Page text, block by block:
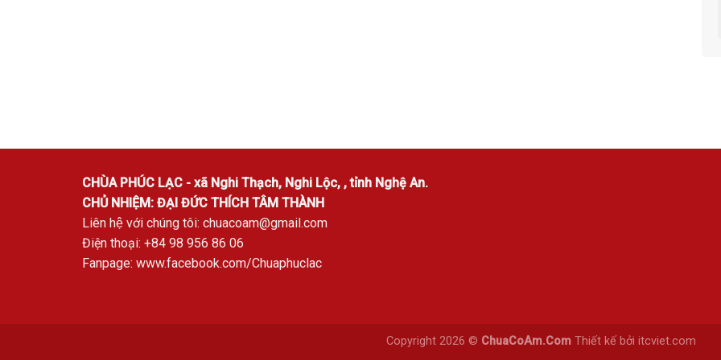
CHÙA PHÚC LẠC - xã Nghi Thạch, Nghi Lộc, , tỉnh Nghệ An.
CHỦ NHIỆM: ĐẠI ĐỨC THÍCH TÂM THÀNH
Liên hệ với chúng tôi: chuacoam@gmail.com
Điện thoại: +84 98 956 86 06
Fanpage: www.facebook.com/Chuaphuclac
Copyright 2026 © ChuaCoAm.ComThiết kế bởi itcviet.com